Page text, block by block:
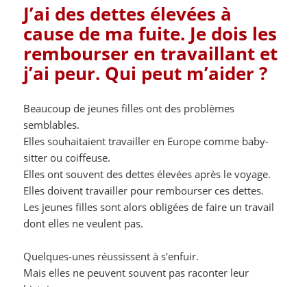
J’ai des dettes élevées à
cause de ma fuite. Je dois les
rembourser en travaillant et
j’ai peur. Qui peut m’aider ?
Beaucoup de jeunes filles ont des problèmes
semblables.
Elles souhaitaient travailler en Europe comme baby-
sitter ou coiffeuse.
Elles ont souvent des dettes élevées après le voyage.
Elles doivent travailler pour rembourser ces dettes.
Les jeunes filles sont alors obligées de faire un travail
dont elles ne veulent pas.
Quelques-unes réussissent à s’enfuir.
Mais elles ne peuvent souvent pas raconter leur